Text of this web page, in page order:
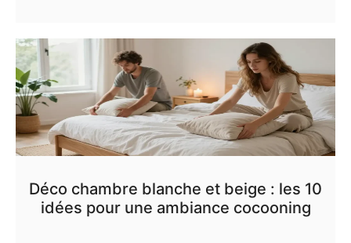
Déco chambre blanche et beige : les 10
idées pour une ambiance cocooning